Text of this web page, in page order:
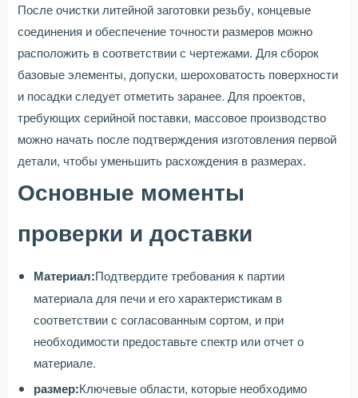
После очистки литейной заготовки резьбу, концевые
соединения и обеспечение точности размеров можно
расположить в соответствии с чертежами. Для сборок
базовые элементы, допуски, шероховатость поверхности
и посадки следует отметить заранее. Для проектов,
требующих серийной поставки, массовое производство
можно начать после подтверждения изготовления первой
детали, чтобы уменьшить расхождения в размерах.
Основные моменты
проверки и доставки
Материал:Подтвердите требования к партии
материала для печи и его характеристикам в
соответствии с согласованным сортом, и при
необходимости предоставьте спектр или отчет о
материале.
размер:Ключевые области, которые необходимо